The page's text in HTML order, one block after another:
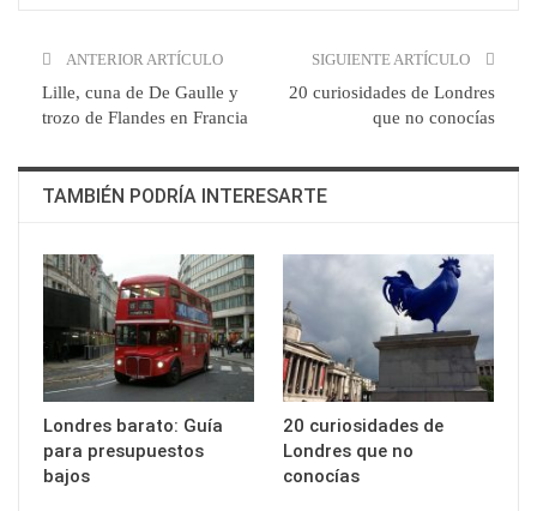
ANTERIOR ARTÍCULO
Lille, cuna de De Gaulle y
trozo de Flandes en Francia
SIGUIENTE ARTÍCULO
20 curiosidades de Londres
que no conocías
TAMBIÉN PODRÍA INTERESARTE
Londres barato: Guía
para presupuestos
bajos
20 curiosidades de
Londres que no
conocías